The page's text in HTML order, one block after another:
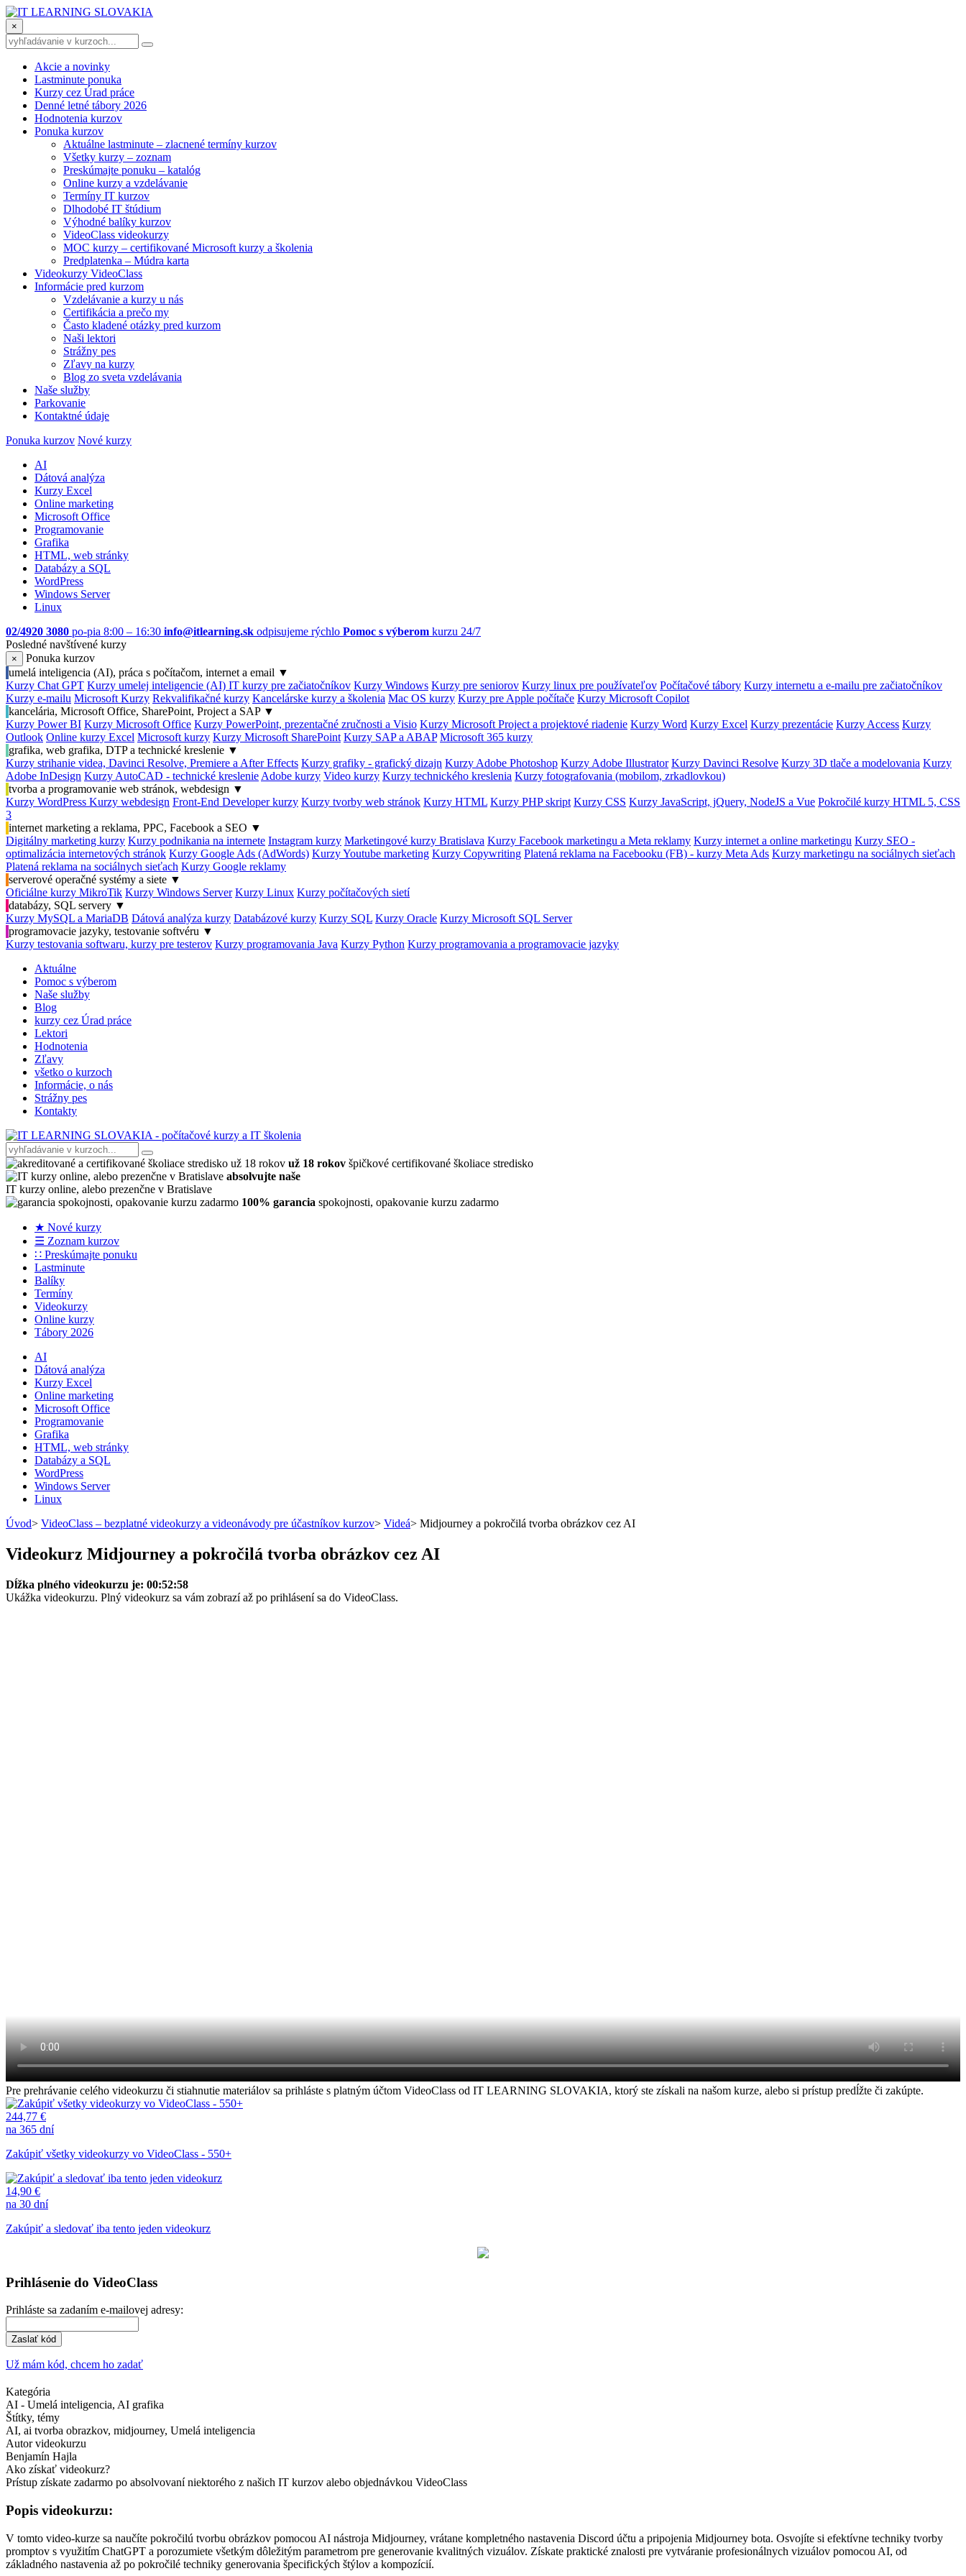
×
Akcie a novinky
Lastminute ponuka
Kurzy cez Úrad práce
Denné letné tábory 2026
Hodnotenia kurzov
Ponuka kurzov
Aktuálne lastminute – zlacnené termíny kurzov
Všetky kurzy – zoznam
Preskúmajte ponuku – katalóg
Online kurzy a vzdelávanie
Termíny IT kurzov
Dlhodobé IT štúdium
Výhodné balíky kurzov
VideoClass videokurzy
MOC kurzy – certifikované Microsoft kurzy a školenia
Predplatenka – Múdra karta
Videokurzy VideoClass
Informácie pred kurzom
Vzdelávanie a kurzy u nás
Certifikácia a prečo my
Často kladené otázky pred kurzom
Naši lektori
Strážny pes
Zľavy na kurzy
Blog zo sveta vzdelávania
Naše služby
Parkovanie
Kontaktné údaje
Ponuka kurzov Nové kurzy
AI
Dátová analýza
Kurzy Excel
Online marketing
Microsoft Office
Programovanie
Grafika
HTML, web stránky
Databázy a SQL
WordPress
Windows Server
Linux
02/4920 3080 po-pia 8:00 – 16:30 info@itlearning.sk odpisujeme rýchlo Pomoc s výberom kurzu 24/7
Posledné navštívené kurzy
×
Ponuka kurzov
umelá inteligencia (AI), práca s počítačom, internet a email ▼
Kurzy Chat GPT Kurzy umelej inteligencie (AI) IT kurzy pre začiatočníkov Kurzy Windows Kurzy pre seniorov Kurzy linux pre používateľov Počítačové tábory Kurzy internetu a e-mailu pre začiatočníkov
Kurzy e-mailu Microsoft Kurzy Rekvalifikačné kurzy Kancelárske kurzy a školenia Mac OS kurzy Kurzy pre Apple počítače Kurzy Microsoft Copilot
kancelária, Microsoft Office, SharePoint, Project a SAP ▼
Kurzy Power BI Kurzy Microsoft Office Kurzy PowerPoint, prezentačné zručnosti a Visio Kurzy Microsoft Project a projektové riadenie Kurzy Word Kurzy Excel Kurzy prezentácie Kurzy Access Kurzy
Outlook Online kurzy Excel Microsoft kurzy Kurzy Microsoft SharePoint Kurzy SAP a ABAP Microsoft 365 kurzy
grafika, web grafika, DTP a technické kreslenie ▼
Kurzy strihanie videa, Davinci Resolve, Premiere a After Effects Kurzy grafiky - grafický dizajn Kurzy Adobe Photoshop Kurzy Adobe Illustrator Kurzy Davinci Resolve Kurzy 3D tlače a modelovania Kurzy
Adobe InDesign Kurzy AutoCAD - technické kreslenie Adobe kurzy Video kurzy Kurzy technického kreslenia Kurzy fotografovania (mobilom, zrkadlovkou)
tvorba a programovanie web stránok, webdesign ▼
Kurzy WordPress Kurzy webdesign Front-End Developer kurzy Kurzy tvorby web stránok Kurzy HTML Kurzy PHP skript Kurzy CSS Kurzy JavaScript, jQuery, NodeJS a Vue Pokročilé kurzy HTML 5, CSS
3
internet marketing a reklama, PPC, Facebook a SEO ▼
Digitálny marketing kurzy Kurzy podnikania na internete Instagram kurzy Marketingové kurzy Bratislava Kurzy Facebook marketingu a Meta reklamy Kurzy internet a online marketingu Kurzy SEO -
optimalizácia internetových stránok Kurzy Google Ads (AdWords) Kurzy Youtube marketing Kurzy Copywriting Platená reklama na Facebooku (FB) - kurzy Meta Ads Kurzy marketingu na sociálnych sieťach
Platená reklama na sociálnych sieťach Kurzy Google reklamy
serverové operačné systémy a siete ▼
Oficiálne kurzy MikroTik Kurzy Windows Server Kurzy Linux Kurzy počítačových sietí
databázy, SQL servery ▼
Kurzy MySQL a MariaDB Dátová analýza kurzy Databázové kurzy Kurzy SQL Kurzy Oracle Kurzy Microsoft SQL Server
programovacie jazyky, testovanie softvéru ▼
Kurzy testovania softwaru, kurzy pre testerov Kurzy programovania Java Kurzy Python Kurzy programovania a programovacie jazyky
Aktuálne
Pomoc s výberom
Naše služby
Blog
kurzy cez Úrad práce
Lektori
Hodnotenia
Zľavy
všetko o kurzoch
Informácie, o nás
Strážny pes
Kontakty
už 18 rokov špičkové certifikované školiace stredisko
absolvujte naše
IT kurzy online, alebo prezenčne v Bratislave
100% garancia spokojnosti, opakovanie kurzu zadarmo
★ Nové kurzy
☰ Zoznam kurzov
∷ Preskúmajte ponuku
Lastminute
Balíky
Termíny
Videokurzy
Online kurzy
Tábory 2026
AI
Dátová analýza
Kurzy Excel
Online marketing
Microsoft Office
Programovanie
Grafika
HTML, web stránky
Databázy a SQL
WordPress
Windows Server
Linux
Úvod> VideoClass – bezplatné videokurzy a videonávody pre účastníkov kurzov> Videá> Midjourney a pokročilá tvorba obrázkov cez AI
Videokurz Midjourney a pokročilá tvorba obrázkov cez AI
Dĺžka plného videokurzu je: 00:52:58
Ukážka videokurzu. Plný videokurz sa vám zobrazí až po prihlásení sa do VideoClass.
Pre prehrávanie celého videokurzu či stiahnutie materiálov sa prihláste s platným účtom VideoClass od IT LEARNING SLOVAKIA, ktorý ste získali na našom kurze, alebo si prístup predĺžte či zakúpte.
244,77 €
na 365 dní
Zakúpiť všetky videokurzy vo VideoClass - 550+
14,90 €
na 30 dní
Zakúpiť a sledovať iba tento jeden videokurz
Prihlásenie do VideoClass
Prihláste sa zadaním e-mailovej adresy:
Zaslať kód
Už mám kód, chcem ho zadať
Kategória
AI - Umelá inteligencia, AI grafika
Štítky, témy
AI, ai tvorba obrazkov, midjourney, Umelá inteligencia
Autor videokurzu
Benjamín Hajla
Ako získať videokurz?
Prístup získate zadarmo po absolvovaní niektorého z našich IT kurzov alebo objednávkou VideoClass
Popis videokurzu:
V tomto video-kurze sa naučíte pokročilú tvorbu obrázkov pomocou AI nástroja Midjourney, vrátane kompletného nastavenia Discord účtu a pripojenia Midjourney bota. Osvojíte si efektívne techniky tvorby
promptov s využitím ChatGPT a porozumiete všetkým dôležitým parametrom pre generovanie kvalitných vizuálov. Získate praktické znalosti pre vytváranie profesionálnych vizuálov pomocou AI, od
základného nastavenia až po pokročilé techniky generovania špecifických štýlov a kompozícií.